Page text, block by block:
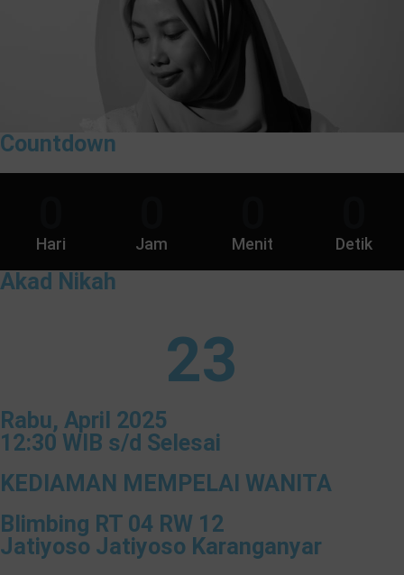
Countdown
Hari Jam Menit Detik
Akad Nikah
23
Rabu, April 2025
12:30 WIB s/d Selesai
KEDIAMAN MEMPELAI WANITA
Blimbing RT 04 RW 12
Jatiyoso Jatiyoso Karanganyar